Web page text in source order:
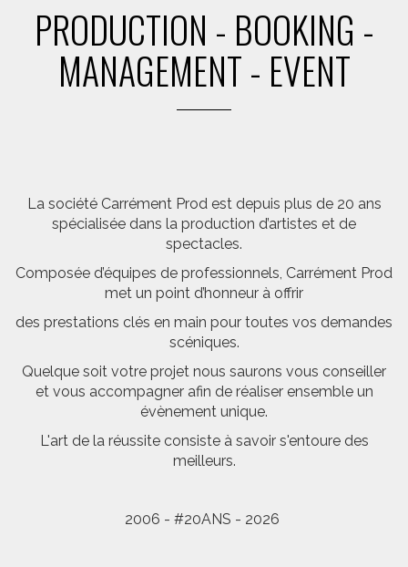
PRODUCTION - BOOKING -
MANAGEMENT - EVENT
La société Carrément Prod est depuis plus de 20 ans
spécialisée dans la production d’artistes et de
spectacles.
Composée d’équipes de professionnels, Carrément Prod
met un point d’honneur à offrir
des prestations clés en main pour toutes vos demandes
scéniques.
Quelque soit votre projet nous saurons vous conseiller
et vous accompagner afin de réaliser ensemble un
évènement unique.
L'art de la réussite consiste à savoir s'entoure des
meilleurs.
2006 - #20ANS - 2026